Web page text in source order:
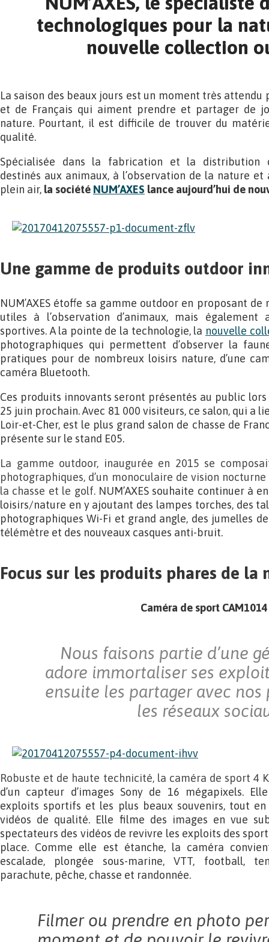
technologiques pour la
nouvelle collection
La saison des beaux jours est un moment très attendu
et de Français qui aiment prendre et partager de
nature. Pourtant, il est difficile de trouver du
qualité.
Spécialisée dans la fabrication et la distribution
destinés aux animaux, à l’observation de la nature
plein air, la société NUM’AXES lance aujourd’hui de
Une gamme de produits outdoor
NUM’AXES étoffe sa gamme outdoor en proposant
utiles à l’observation d’animaux, mais
sportives. A la pointe de la technologie, la nouvelle
photographiques qui permettent d’observer la
pratiques pour de nombreux loisirs nature, d’une
caméra Bluetooth.
Ces produits innovants seront présentés au public
25 juin prochain. Avec 81 000 visiteurs, ce salon, qui a
Loir-et-Cher, est le plus grand salon de chasse de
présente sur le stand E05.
La gamme outdoor, inaugurée en 2015 se
photographiques, d’un monoculaire de vision
la chasse et le golf. NUM’AXES souhaite continuer à
loisirs/nature en y ajoutant des lampes torches, des
photographiques Wi-Fi et grand angle, des jumelles
télémètre et des nouveaux casques anti-bruit.
Focus sur les produits phares de
Caméra de sport CAM1014
Nous faisons partie d’une
adore immortaliser ses
ensuite les partager avec nos
les réseaux
Robuste et de haute technicité, la caméra de sport 4
d’un capteur d’images Sony de 16 mégapixels.
exploits sportifs et les plus beaux souvenirs, tout
vidéos de qualité. Elle filme des images en vue
spectateurs des vidéos de revivre les exploits des
place. Comme elle est étanche, la caméra
escalade, plongée sous-marine, VTT, football,
parachute, pêche, chasse et randonnée.
Filmer ou prendre en photo